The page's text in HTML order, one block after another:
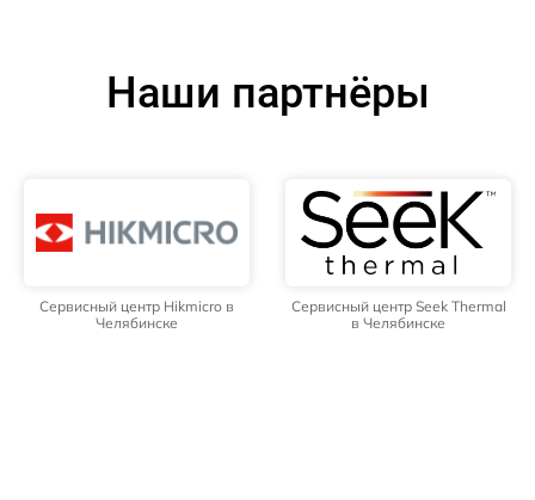
Наши партнёры
Сервисный центр Hikmicro в
Челябинске
Сервисный центр Seek Thermal
в Челябинске